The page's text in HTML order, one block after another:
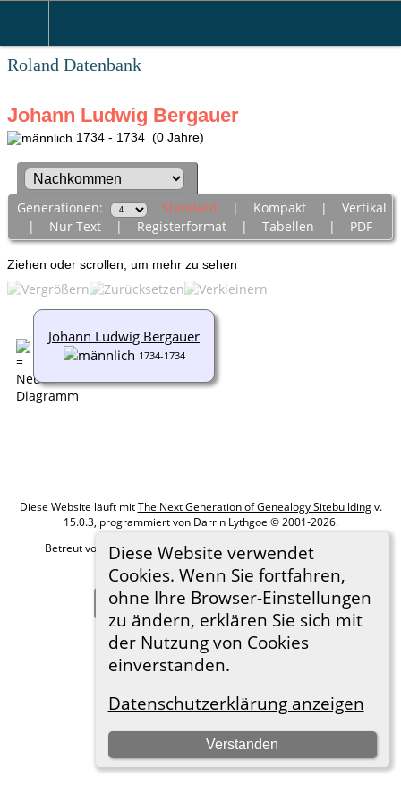
Roland Datenbank
Diese Website verwendet
Cookies. Wenn Sie fortfahren,
ohne Ihre Browser-Einstellungen
zu ändern, erklären Sie sich mit
der Nutzung von Cookies
einverstanden.
Datenschutzerklärung anzeigen
Verstanden
Johann Ludwig Bergauer
1734 - 1734 (0 Jahre)
Generationen: Standard | Kompakt| Vertikal
| Nur Text| Registerformat| Tabellen | PDF
Ziehen oder scrollen, um mehr zu sehen
Johann Ludwig Bergauer
1734-1734
Diese Website läuft mitThe Next Generation of Genealogy Sitebuildingv.
15.0.3, programmiert von Darrin Lythgoe © 2001-2026.
Betreut von
Roland zu Dortmund e.V.. |Datenschutzerklärung
Hier geht es zum Impressum
Zur Desktop-Webseite wechseln